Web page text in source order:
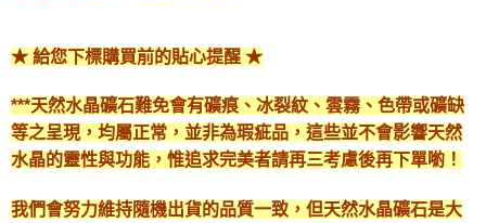
★ 給您下標購買前的貼心提醒 ★
***天然水晶礦石難免會有礦痕、冰裂紋、雲霧、色帶或礦缺
等之呈現，均屬正常，並非為瑕疵品，這些並不會影響天然
水晶的靈性與功能，惟追求完美者請再三考慮後再下單喲！
我們會努力維持隨機出貨的品質一致，但天然水晶礦石是大